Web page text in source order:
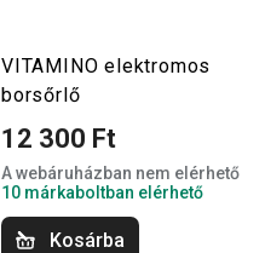
VITAMINO elektromos
borsőrlő
12 300 Ft
A webáruházban nem elérhető
10 márkaboltban elérhető
Kosárba